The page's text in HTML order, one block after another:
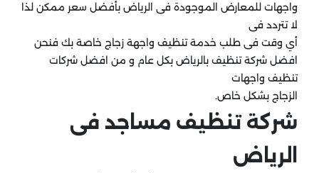
واجهات للمعارض الموجودة فى الرياض بأفضل سعر ممكن لذا
لا تتردد فى
أي وقت فى طلب خدمة تنظيف واجهة زجاج خاصة بك فنحن
افضل شركة تنظيف بالرياض بكل عام و من افضل شركات
تنظيف واجهات
الزجاج بشكل خاص.
شركة تنظيف مساجد فى
الرياض